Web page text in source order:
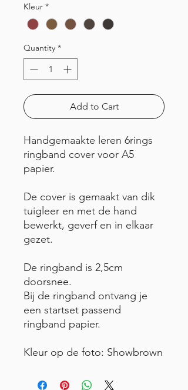
Kleur *
Quantity *
Add to Cart
Handgemaakte leren 6rings
ringband cover voor A5
papier.
De cover is gemaakt van dik
tuigleer en met de hand
bewerkt, geverf en in elkaar
gezet.
De ringband is 2,5cm
doorsnee.
Bij de ringband ontvang je
een startset passend
ringband papier.
Kleur op de foto: Showbrown